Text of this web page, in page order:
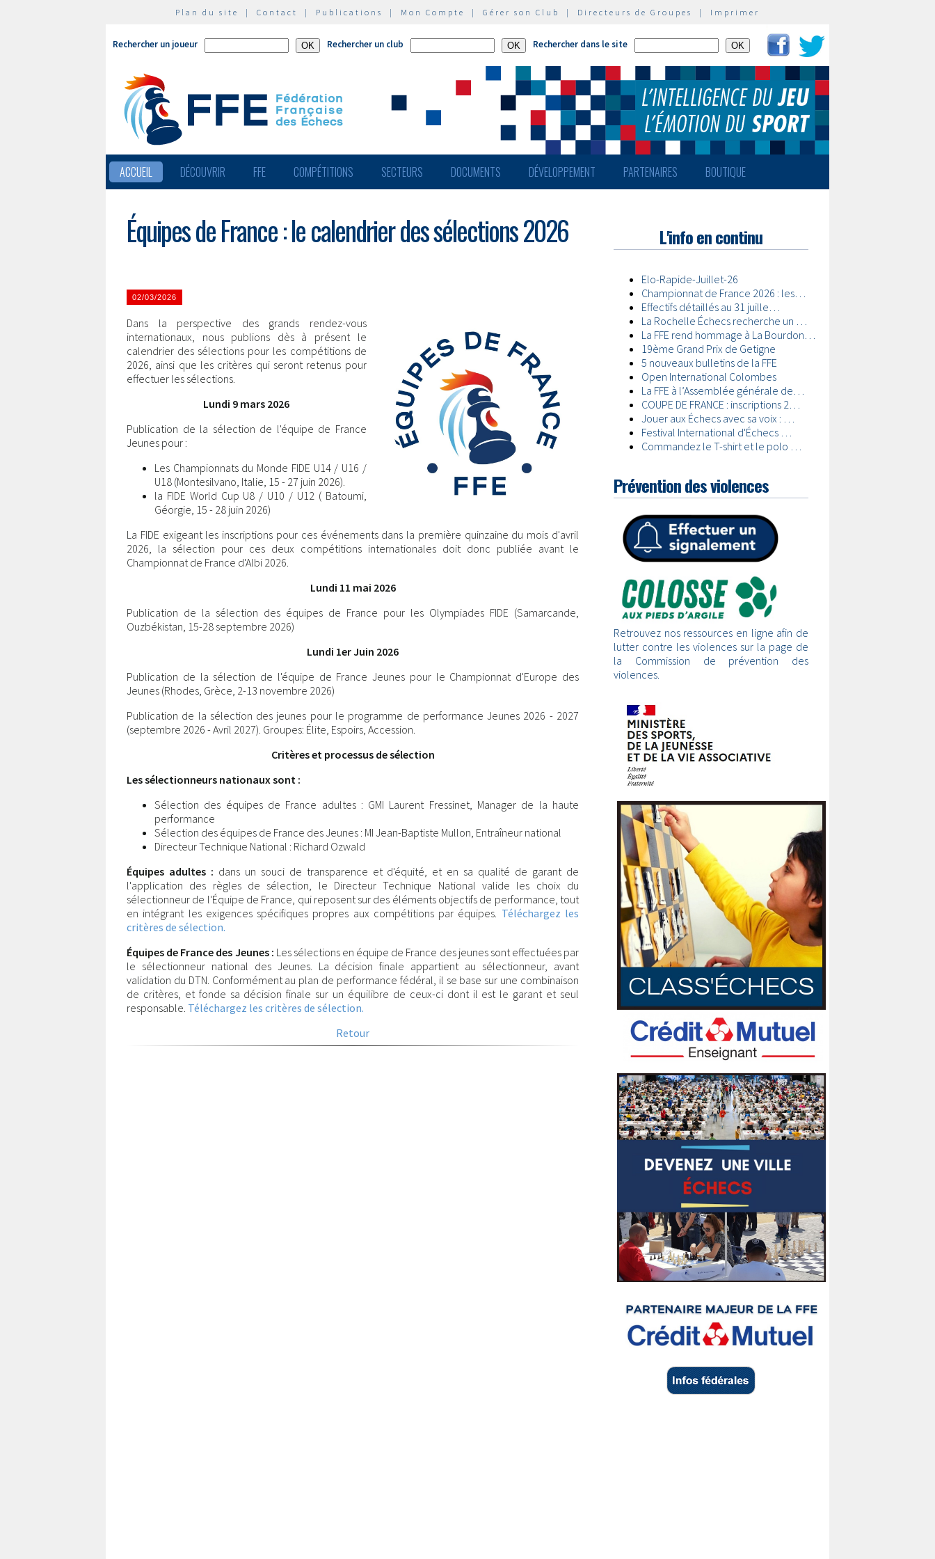
Plan du site | Contact | Publications | Mon Compte | Gérer son Club | Directeurs de Groupes | Imprimer
Rechercher un joueur Rechercher un club Rechercher dans le site
ACCUEIL DÉCOUVRIR FFE COMPÉTITIONS SECTEURS DOCUMENTS DÉVELOPPEMENT PARTENAIRES BOUTIQUE
Équipes de France : le calendrier des sélections 2026
02/03/2026
Dans la perspective des grands rendez-vous
internationaux, nous publions dès à présent le
calendrier des sélections pour les compétitions de
2026, ainsi que les critères qui seront retenus pour
effectuer les sélections.
Lundi 9 mars 2026
Publication de la sélection de l'équipe de France
Jeunes pour :
Les Championnats du Monde FIDE U14 / U16 /
U18 (Montesilvano, Italie, 15 - 27 juin 2026).
la FIDE World Cup U8 / U10 / U12 ( Batoumi,
Géorgie, 15 - 28 juin 2026)
La FIDE exigeant les inscriptions pour ces événements dans la première quinzaine du mois d'avril
2026, la sélection pour ces deux compétitions internationales doit donc publiée avant le
Championnat de France d'Albi 2026.
Lundi 11 mai 2026
Publication de la sélection des équipes de France pour les Olympiades FIDE (Samarcande,
Ouzbékistan, 15-28 septembre 2026)
Lundi 1er Juin 2026
Publication de la sélection de l'équipe de France Jeunes pour le Championnat d'Europe des
Jeunes (Rhodes, Grèce, 2-13 novembre 2026)
Publication de la sélection des jeunes pour le programme de performance Jeunes 2026 - 2027
(septembre 2026 - Avril 2027). Groupes: Élite, Espoirs, Accession.
Critères et processus de sélection
Les sélectionneurs nationaux sont :
Sélection des équipes de France adultes : GMI Laurent Fressinet, Manager de la haute
performance
Sélection des équipes de France des Jeunes : MI Jean-Baptiste Mullon, Entraîneur national
Directeur Technique National : Richard Ozwald
Équipes adultes : dans un souci de transparence et d'équité, et en sa qualité de garant de
l'application des règles de sélection, le Directeur Technique National valide les choix du
sélectionneur de l'Équipe de France, qui reposent sur des éléments objectifs de performance, tout
en intégrant les exigences spécifiques propres aux compétitions par équipes. Téléchargez les
critères de sélection.
Équipes de France des Jeunes : Les sélections en équipe de France des jeunes sont effectuées par
le sélectionneur national des Jeunes. La décision finale appartient au sélectionneur, avant
validation du DTN. Conformément au plan de performance fédéral, il se base sur une combinaison
de critères, et fonde sa décision finale sur un équilibre de ceux-ci dont il est le garant et seul
responsable. Téléchargez les critères de sélection.
Retour
L'info en continu
Prévention des violences
Retrouvez nos ressources en ligne afin de
lutter contre les violences sur la page de
la Commission de prévention des
violences.